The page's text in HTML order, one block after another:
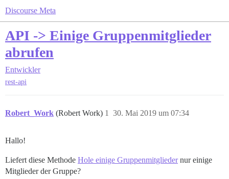
Discourse Meta
API -> Einige Gruppenmitglieder
abrufen
Entwickler
rest-api
Robert_Work (Robert Work) 30. Mai 2019 um 07:34
1
Hallo!
Liefert diese Methode Hole einige Gruppenmitgliedernur einige
Mitglieder der Gruppe?